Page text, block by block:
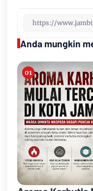
Anda mungkin